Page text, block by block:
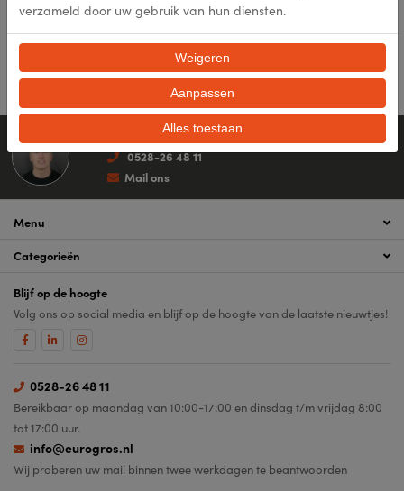
In meerdere opties leverbaar
Bekijk product
Persoonlijk advies
0528-26 48 11
Mail ons
Menu
Categorieën
Blijf op de hoogte
Volg ons op social media en blijf op de hoogte van de laatste nieuwtjes!
0528-26 48 11
Bereikbaar op maandag van 10:00-17:00 en dinsdag t/m vrijdag 8:00
tot 17:00 uur.
info@eurogros.nl
Wij proberen uw mail binnen twee werkdagen te beantwoorden
verzameld door uw gebruik van hun diensten.
Weigeren
Aanpassen
Alles toestaan